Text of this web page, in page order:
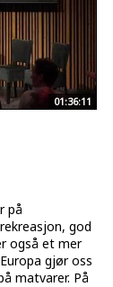
01:36:11
på
god
også et mer
gjør oss
matvarer. På